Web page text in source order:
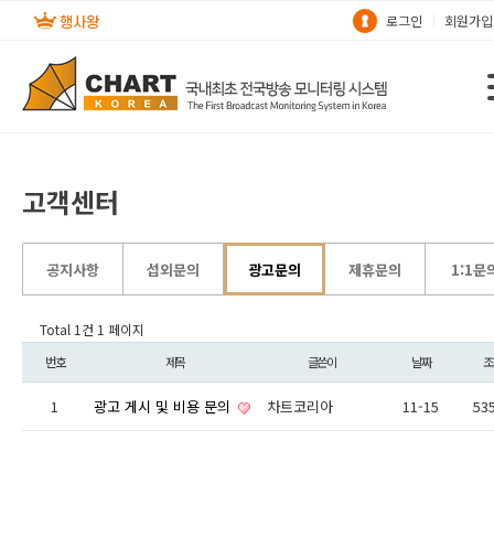
로그인 회원가입
고객센터
공지사항 섭외문의 광고문의 제휴문의 1:1문
Total 1건 1 페이지
번호 제목 글쓴이 날짜
1 광고 게시 및 비용 문의 차트코리아 11-15